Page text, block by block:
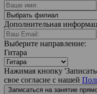
Дополнительная
Выберите направление:
Гитара
Нажимая кнопку
свое согласие с нашей
Записаться на занятие